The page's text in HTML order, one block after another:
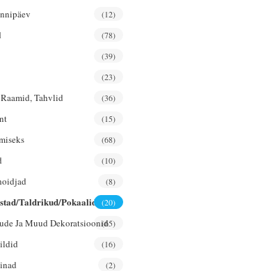
(12)
(78)
(39)
(23)
Tahvlid (36)
(15)
(68)
(10)
(8)
taldrikud/pokaalid (20)
Ja Muud Dekoratsioonid(65)
(16)
(2)